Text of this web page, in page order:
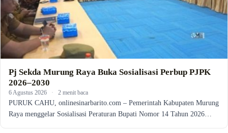
Pj Sekda Murung Raya Buka Sosialisasi Perbup PJPK
2026–2030
6 Agustus 2026 · 2 menit baca
PURUK CAHU, onlinesinarbarito.com – Pemerintah Kabupaten Murung
Raya menggelar Sosialisasi Peraturan Bupati Nomor 14 Tahun 2026…